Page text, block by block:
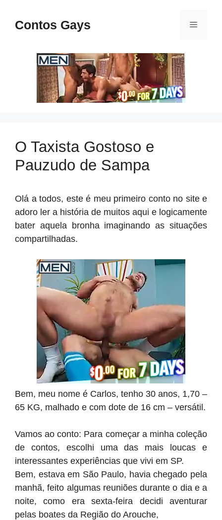
paraContos Gays Menu
O Taxista Gostoso e
Pauzudo de Sampa
Olá a todos, este é meu primeiro conto no site e
adoro ler a história de muitos aqui e logicamente
bater aquela bronha imaginando as situações
compartilhadas.
Bem, meu nome é Carlos, tenho 30 anos, 1,70 –
65 KG, malhado e com dote de 16 cm – versátil.
Vamos ao conto: Para começar a minha coleção
de contos, escolhi uma das mais loucas e
interessantes experiências que vivi em SP.
Bem, estava em São Paulo, havia chegado pela
manhã, feito algumas reuniões durante o dia e a
noite, como era sexta-feira decidi aventurar
pelas boates da Região do Arouche,